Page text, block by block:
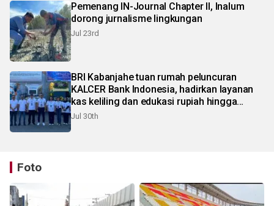
Pemenang IN-Journal Chapter II, Inalum
dorong jurnalisme lingkungan
Jul 23rd
BRI Kabanjahe tuan rumah peluncuran
KALCER Bank Indonesia, hadirkan layanan
kas keliling dan edukasi rupiah hingga
pelosok Karo
Jul 30th
Foto